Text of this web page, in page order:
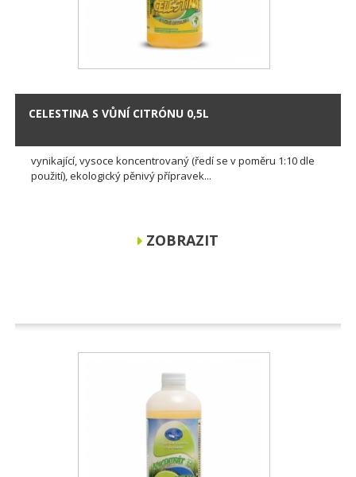
CELESTINA S VŮNÍ CITRÓNU 0,5L
vynikající, vysoce koncentrovaný (ředí se v poměru 1:10 dle
použití), ekologický pěnivý přípravek...
ZOBRAZIT